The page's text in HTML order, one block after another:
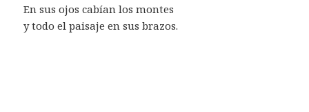
En sus ojos cabían los montes
y todo el paisaje en sus brazos.